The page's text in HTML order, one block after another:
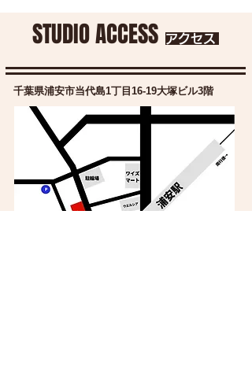
STUDIO ACCESS アクセス
千葉県浦安市当代島1丁目16-19​大塚ビル3階